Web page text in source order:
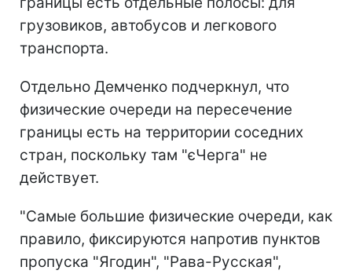
грузовиков, автобусов и легкового
транспорта.
Отдельно Демченко подчеркнул, что
физические очереди на пересечение
границы есть на территории соседних
стран, поскольку там "єЧерга" не
действует.
"Самые большие физические очереди, как
правило, фиксируются напротив пунктов
пропуска "Ягодин", "Рава-Русская",